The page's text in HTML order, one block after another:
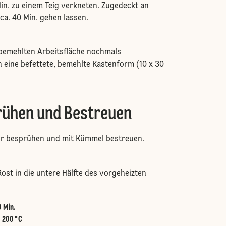
zu einem Teig verkneten. Zugedeckt an
40 Min. gehen lassen.
Arbeitsfläche nochmals
eine befettete, bemehlte Kastenform (10 x 30
und Bestreuen
besprühen und mit Kümmel bestreuen.
in die untere Hälfte des vorgeheizten
Min.
200 °C